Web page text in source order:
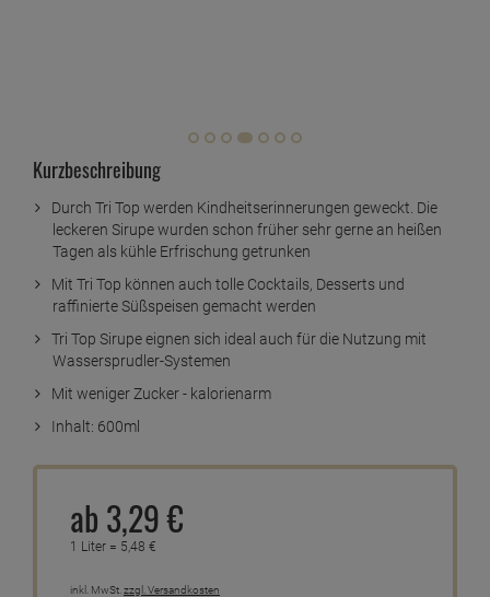
Kurzbeschreibung
Durch Tri Top werden Kindheitserinnerungen geweckt. Die
leckeren Sirupe wurden schon früher sehr gerne an heißen
Tagen als kühle Erfrischung getrunken
Mit Tri Top können auch tolle Cocktails, Desserts und
raffinierte Süßspeisen gemacht werden
Tri Top Sirupe eignen sich ideal auch für die Nutzung mit
Wassersprudler-Systemen
Mit weniger Zucker - kalorienarm
Inhalt: 600ml
ab 3,29€
1 Liter = 5,48 €
inkl. MwSt. zzgl. Versandkosten